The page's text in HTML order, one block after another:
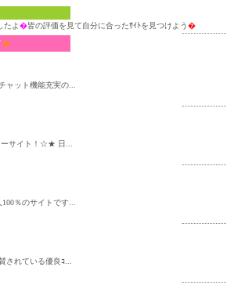
たよ�皆の評価を見て自分に合ったｻｲﾄを見つけよう�
�
ャット機能充実の...
サイト！☆★ 日...
％のサイトです...
されている優良ｺ...